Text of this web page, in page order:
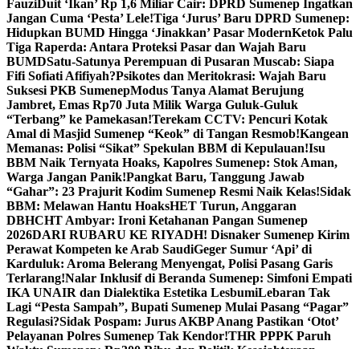
FauziDuit ‘Ikan’ Rp 1,6 Miliar Cair: DPRD Sumenep Ingatkan
Jangan Cuma ‘Pesta’ Lele!Tiga ‘Jurus’ Baru DPRD Sumenep:
Hidupkan BUMD Hingga ‘Jinakkan’ Pasar ModernKetok Palu
Tiga Raperda: Antara Proteksi Pasar dan Wajah Baru
BUMDSatu-Satunya Perempuan di Pusaran Muscab: Siapa
Fifi Sofiati Afifiyah?Psikotes dan Meritokrasi: Wajah Baru
Suksesi PKB SumenepModus Tanya Alamat Berujung
Jambret, Emas Rp70 Juta Milik Warga Guluk-Guluk
“Terbang” ke Pamekasan!Terekam CCTV: Pencuri Kotak
Amal di Masjid Sumenep “Keok” di Tangan Resmob!Kangean
Memanas: Polisi “Sikat” Spekulan BBM di Kepulauan!Isu
BBM Naik Ternyata Hoaks, Kapolres Sumenep: Stok Aman,
Warga Jangan Panik!Pangkat Baru, Tanggung Jawab
“Gahar”: 23 Prajurit Kodim Sumenep Resmi Naik Kelas!Sidak
BBM: Melawan Hantu HoaksHET Turun, Anggaran
DBHCHT Ambyar: Ironi Ketahanan Pangan Sumenep
2026DARI RUBARU KE RIYADH! Disnaker Sumenep Kirim
Perawat Kompeten ke Arab SaudiGeger Sumur ‘Api’ di
Karduluk: Aroma Belerang Menyengat, Polisi Pasang Garis
Terlarang!Nalar Inklusif di Beranda Sumenep: Simfoni Empati
IKA UNAIR dan Dialektika Estetika LesbumiLebaran Tak
Lagi “Pesta Sampah”, Bupati Sumenep Mulai Pasang “Pagar”
Regulasi?Sidak Pospam: Jurus AKBP Anang Pastikan ‘Otot’
Pelayanan Polres Sumenep Tak Kendor!THR PPPK Paruh